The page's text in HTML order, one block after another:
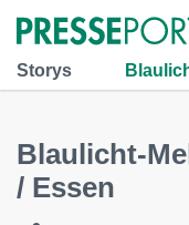
Storys
Blaulicht-
/ Essen